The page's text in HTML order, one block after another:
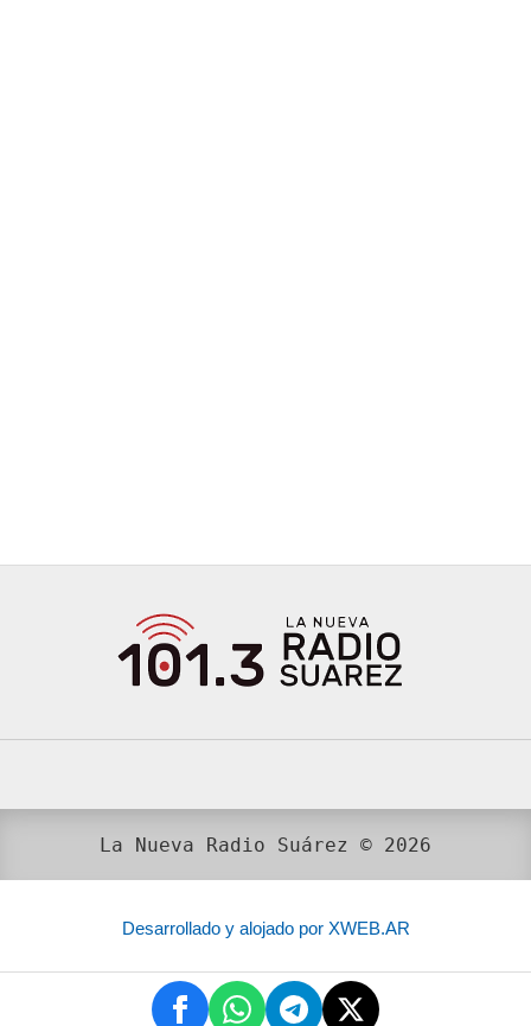
La Nueva Radio Suárez © 2026
Desarrollado y alojado por XWEB.AR